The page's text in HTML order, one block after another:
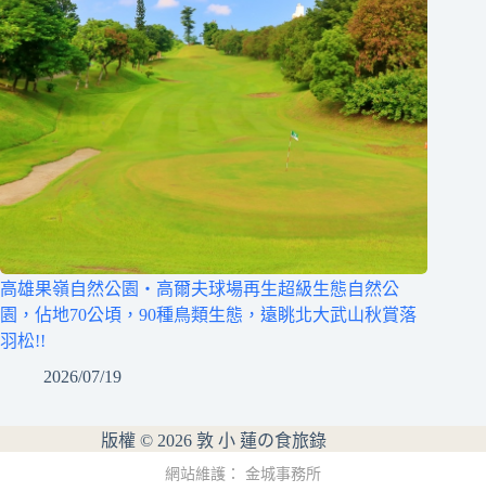
高雄果嶺自然公園‧高爾夫球場再生超級生態自然公
園，佔地70公頃，90種鳥類生態，遠眺北大武山秋賞落
羽松!!
2026/07/19
版權 © 2026 敦 小 蓮の食旅錄
網站維護： 金城事務所